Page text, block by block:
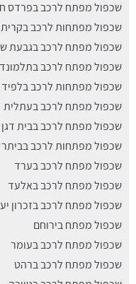
שכפול מפתח לרכב בפרדס
שכפול מפתחות לרכב בקרית
שכפול מפתח לרכב בגבעת
שכפול מפתח לרכב בתלמונד
שכפול מפתחות לרכב בלפיד
שכפול מפתח לרכב בעתלית
שכפול מפתח לרכב בבית דגן
שכפול מפתחות לרכב בביתר
שכפול מפתח לרכב בערד
שכפול מפתח לרכב באלעד
שכפול מפתח לרכב בזכרון
שכפול מפתח בירוחם
שכפול מפתח לרכב בעומר
שכפול מפתח לרכב ברהט